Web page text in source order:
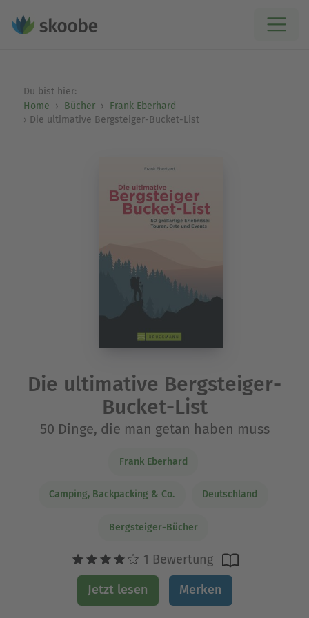
Du bist hier:
Home
Bücher
Frank Eberhard
Die ultimative Bergsteiger-Bucket-List
Die ultimative Bergsteiger-
Bucket-List
50 Dinge, die man getan haben muss
Frank Eberhard
Camping, Backpacking & Co. Deutschland
Bergsteiger-Bücher
1 Bewertung
Jetzt lesen Merken